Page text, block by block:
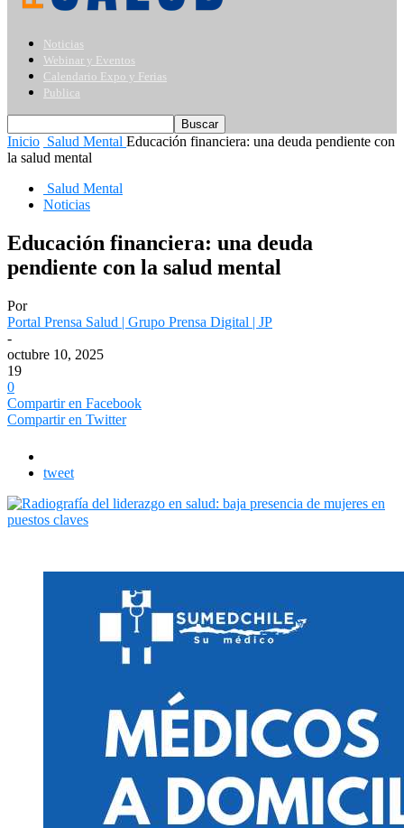
Noticias
Webinar y Eventos
Calendario Expo y Ferias
Publica
Inicio Salud Mental Educación financiera: una deuda pendiente con
la salud mental
Salud Mental
Noticias
Educación financiera: una deuda
pendiente con la salud mental
Por
Portal Prensa Salud | Grupo Prensa Digital | JP
-
octubre 10, 2025
19
0
Compartir en Facebook
Compartir en Twitter
tweet